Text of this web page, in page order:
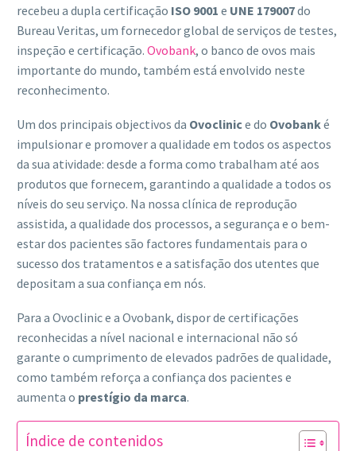
recebeu a dupla certificação ISO 9001 e UNE 179007do
Bureau Veritas, um fornecedor global de serviços de testes,
inspeção e certificação. Ovobank, o banco de ovos mais
importante do mundo, também está envolvido neste
reconhecimento.
Um dos principais objectivos da Ovoclinice do Ovobanké
impulsionar e promover a qualidade em todos os aspectos
da sua atividade: desde a forma como trabalham até aos
produtos que fornecem, garantindo a qualidade a todos os
níveis do seu serviço. Na nossa clínica de reprodução
assistida, a qualidade dos processos, a segurança e o bem-
estar dos pacientes são factores fundamentais para o
sucesso dos tratamentos e a satisfação dos utentes que
depositam a sua confiança em nós.
Para a Ovoclinic e a Ovobank, dispor de certificações
reconhecidas a nível nacional e internacional não só
garante o cumprimento de elevados padrões de qualidade,
como também reforça a confiança dos pacientes e
aumenta o prestígio da marca.
Índice de contenidos